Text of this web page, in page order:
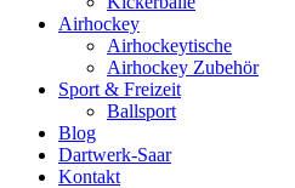
Airhockey
Airhockeytische
Airhockey Zubehör
Sport & Freizeit
Ballsport
Blog
Dartwerk-Saar
Kontakt